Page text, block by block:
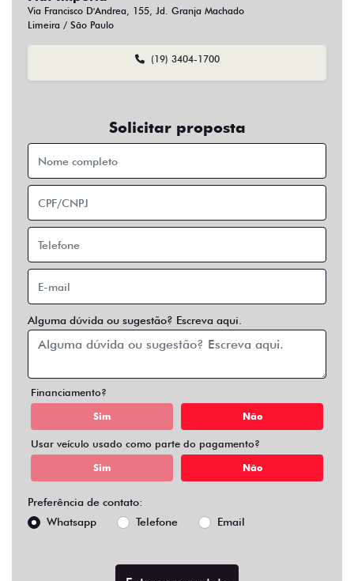
Via Francisco D'Andrea, 155, Jd. Granja Machado
Limeira / São Paulo
(19) 3404-1700
Solicitar proposta
Alguma dúvida ou sugestão? Escreva aqui.
Financiamento?
Sim Não
Usar veículo usado como parte do pagamento?
Sim Não
Preferência de contato:
Whatsapp
Telefone Email